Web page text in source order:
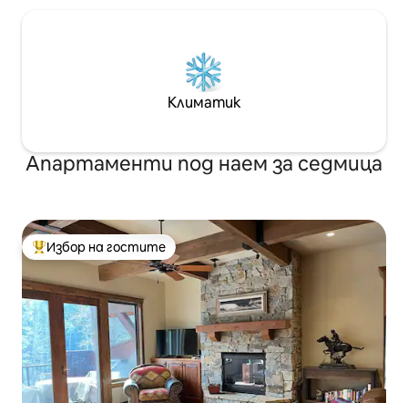
Климатик
Апартаменти под наем за седмица
Най-популярен избор на гостите
Избор на гостите